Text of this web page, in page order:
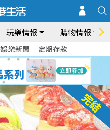
玩樂情報 購物情報
娛樂新聞 定期存款